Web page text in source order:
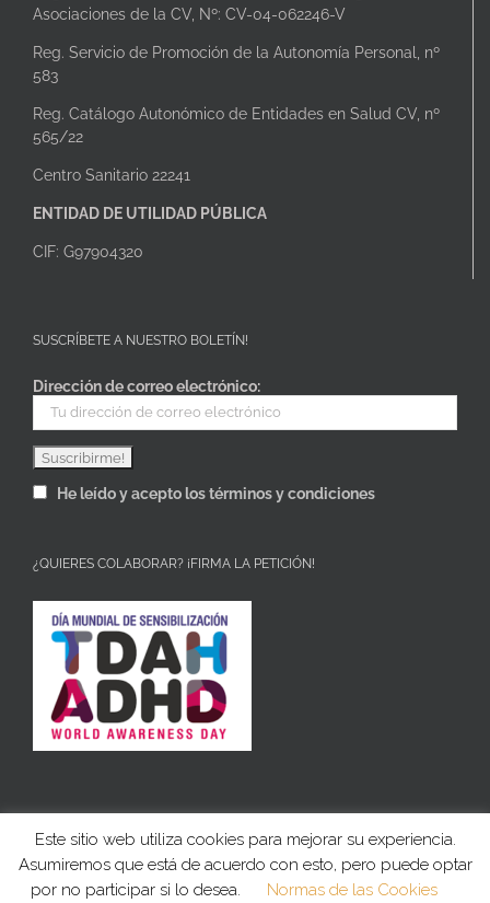
Asociaciones de la CV, Nº: CV-04-062246-V
Reg. Servicio de Promoción de la Autonomía Personal, nº
583
Reg. Catálogo Autonómico de Entidades en Salud CV, nº
565/22
Centro Sanitario 22241
ENTIDAD DE UTILIDAD PÚBLICA
CIF: G97904320
SUSCRÍBETE A NUESTRO BOLETÍN!
Dirección de correo electrónico:
He leído y acepto los términos y condiciones
¿QUIERES COLABORAR? ¡FIRMA LA PETICIÓN!
Este sitio web utiliza cookies para mejorar su experiencia.
Asumiremos que está de acuerdo con esto, pero puede optar
por no participar si lo desea.
Normas de las Cookies